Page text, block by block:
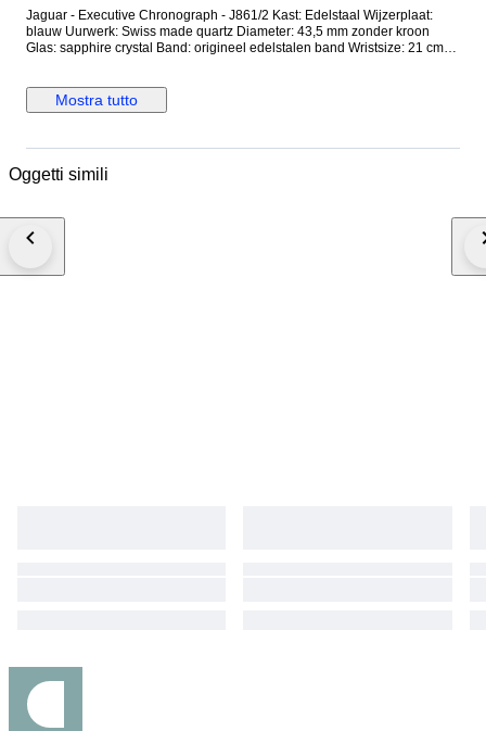
Jaguar - Executive Chronograph - J861/2 Kast: Edelstaal Wijzerplaat:
blauw Uurwerk: Swiss made quartz Diameter: 43,5 mm zonder kroon
Glas: sapphire crystal Band: origineel edelstalen band Wristsize: 21 cm
verzekerd verstuurd (DHL-express).
Mostra tutto
Oggetti simili